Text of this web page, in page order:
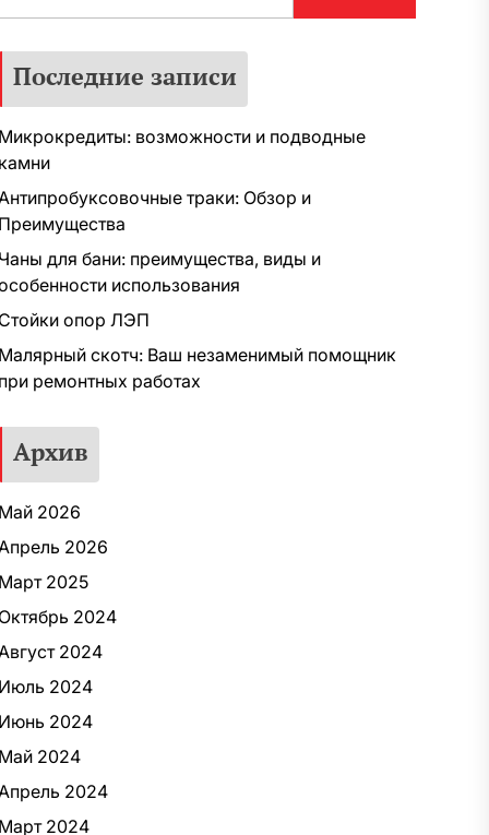
Последние записи
Микрокредиты: возможности и подводные
камни
траки: Обзор и
Преимущества
Чаны для бани: преимущества, виды и
использования
Стойки опор ЛЭП
Малярный скотч: Ваш незаменимый помощник
при ремонтных работах
Архив
Май 2026
2026
Март 2025
Октябрь 2024
2024
Июль 2024
Июнь 2024
Май 2024
2024
Март 2024